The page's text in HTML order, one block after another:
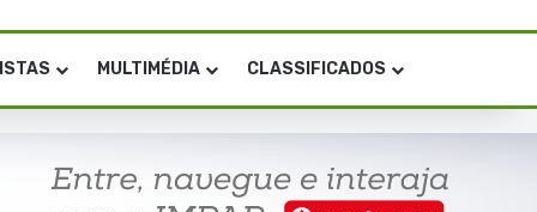
MULTIMÉDIA CLASSIFICADOS